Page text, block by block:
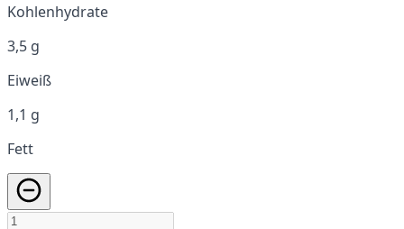
Kohlenhydrate
3,5 g
Eiweiß
1,1 g
Fett